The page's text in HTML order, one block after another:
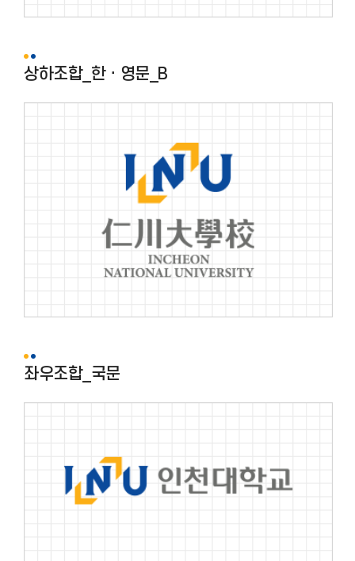
상하조합_한ㆍ영문_B
좌우조합_국문